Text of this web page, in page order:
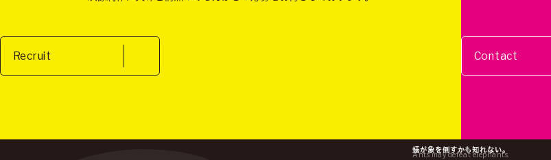
Recruit Contact
蟻が象を倒すかも知れない。
Ants may defeat elephants.